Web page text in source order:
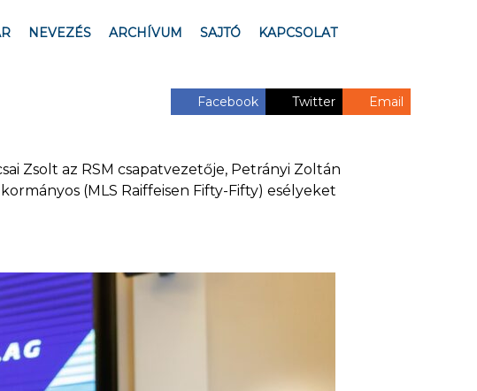
NEVEZÉS ARCHÍVUM SAJTÓ KAPCSOLAT
Facebook Twitter Email
Zsolt az RSM csapatvezetője, Petrányi Zoltán
(MLS Raiffeisen Fifty-Fifty) esélyeket